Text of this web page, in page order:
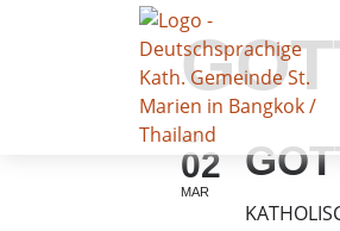
SO
02
MAR